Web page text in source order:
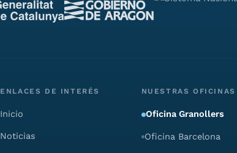
ENLACES DE INTERÉS
Inicio
Noticias
NUESTRAS OFICINAS
Oficina Granollers
Oficina Barcelona